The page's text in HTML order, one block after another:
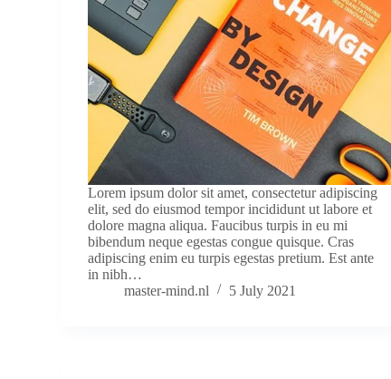
Lorem ipsum dolor sit amet, consectetur adipiscing
elit, sed do eiusmod tempor incididunt ut labore et
dolore magna aliqua. Faucibus turpis in eu mi
bibendum neque egestas congue quisque. Cras
adipiscing enim eu turpis egestas pretium. Est ante
in nibh…
master-mind.nl
5 July 2021